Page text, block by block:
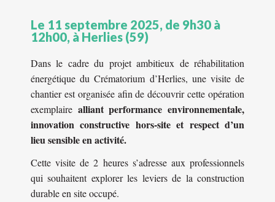
Le 11 septembre 2025, de 9h30 à
12h00, à Herlies (59)
Dans le cadre du projet ambitieux de réhabilitation
énergétique du Crématorium d’Herlies, une visite de
chantier est organisée afin de découvrir cette opération
exemplaire alliant performance environnementale,
innovation constructive hors-site et respect d’un
lieu sensible en activité.
Cette visite de 2 heures s’adresse aux professionnels
qui souhaitent explorer les leviers de la construction
durable en site occupé.